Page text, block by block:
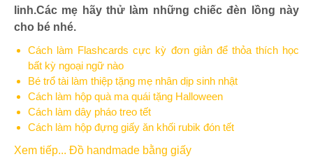
linh.Các mẹ hãy thử làm những chiếc đèn lồng này
cho bé nhé.
Cách làm Flashcards cực kỳ đơn giản để thỏa thích học
bất kỳ ngoại ngữ nào
Bé trổ tài làm thiệp tặng mẹ nhân dịp sinh nhật
Cách làm hộp quà ma quái tặng Halloween
Cách làm dây pháo treo tết
Cách làm hộp đựng giấy ăn khối rubik đón tết
Xem tiếp... Đồ handmade bằng giấy